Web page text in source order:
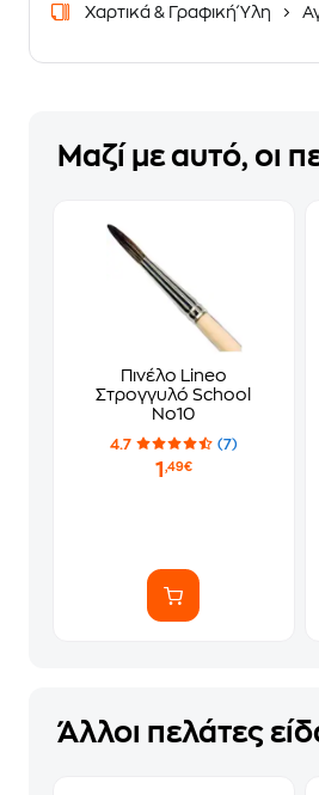
Χαρτικά & Γραφική Ύλη
Μαζί με αυτό, οι
Πινέλο Lineo
Στρογγυλό School
No10
4.7 (7)
1 ,49€
Άλλοι πελάτες